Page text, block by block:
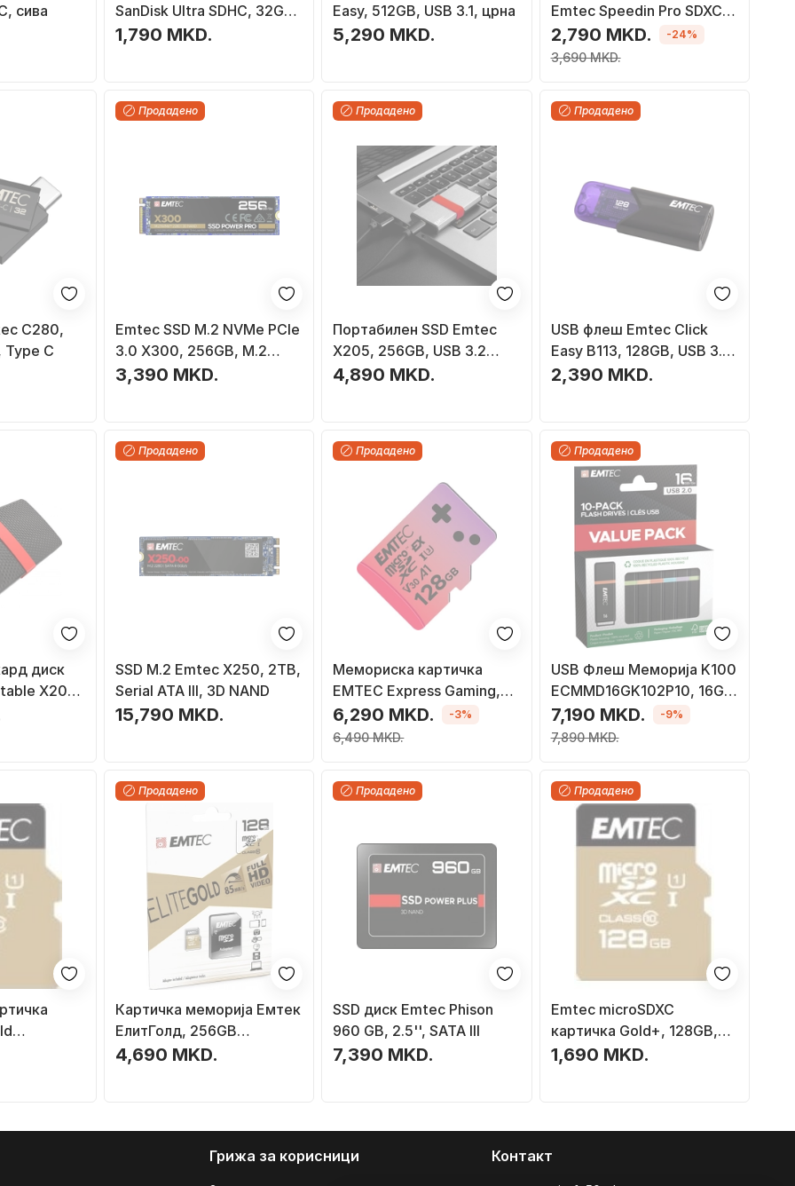
сива
SanDisk Ultra SDHC, 32GB,
UHS I, со заштитна кутија
1,790 MKD.
Easy, 512GB, USB 3.1, црна
5,290 MKD.
Emtec Speedin Pro SDXC
ECMSD64GXC10SP, 64GB,
Class 10 UHS-I U3 V30
2,790 MKD.
3,690 MKD.
-24%
C280,
Type C
Продадено
Emtec SSD M.2 NVMe PCIe
3.0 X300, 256GB, M.2
2280
3,390 MKD.
Продадено
Портабилен SSD Emtec
X205, 256GB, USB 3.2
Gen2, сив
4,890 MKD.
Продадено
USB флеш Emtec Click
Easy B113, 128GB, USB 3.1,
виолетова
2,390 MKD.
диск
X200
Продадено
SSD M.2 Emtec X250, 2TB,
Serial ATA III, 3D NAND
15,790 MKD.
Продадено
Мемориска картичка
EMTEC Express Gaming,
128GB, MicroSD Express
7.1, до 880MB/s читање,
6,290 MKD.
6,490 MKD.
-3%
Продадено
USB Флеш Меморија K100
ECMMD16GK102P10, 16GB,
USB 2.0, пакување 10
парчиња
7,190 MKD.
7,890 MKD.
-9%
Продадено
Картичка меморија Емтек
ЕлитГолд, 256GB
МикроСДХЦ, UHS-I Класа
4,690 MKD.
Продадено
SSD диск Emtec Phison
960 GB, 2.5'', SATA III
7,390 MKD.
Продадено
Emtec microSDXC
картичка Gold+, 128GB,
Class 10, до 85MB/s
1,690 MKD.
Грижа за корисници Контакт